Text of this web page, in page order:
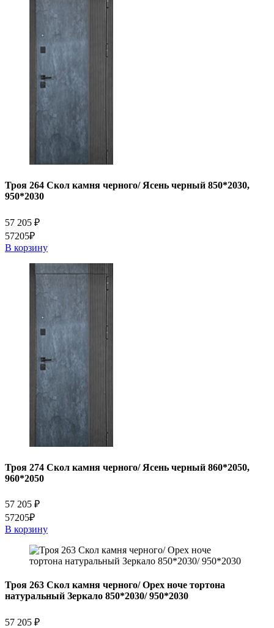
Троя 264 Скол камня черного/ Ясень черный 850*2030,
950*2030
57 205 ₽
57205₽
В корзину
Троя 274 Скол камня черного/ Ясень черный 860*2050,
960*2050
57 205 ₽
57205₽
В корзину
Троя 263 Скол камня черного/ Орех ноче тортона
натуральный Зеркало 850*2030/ 950*2030
57 205 ₽